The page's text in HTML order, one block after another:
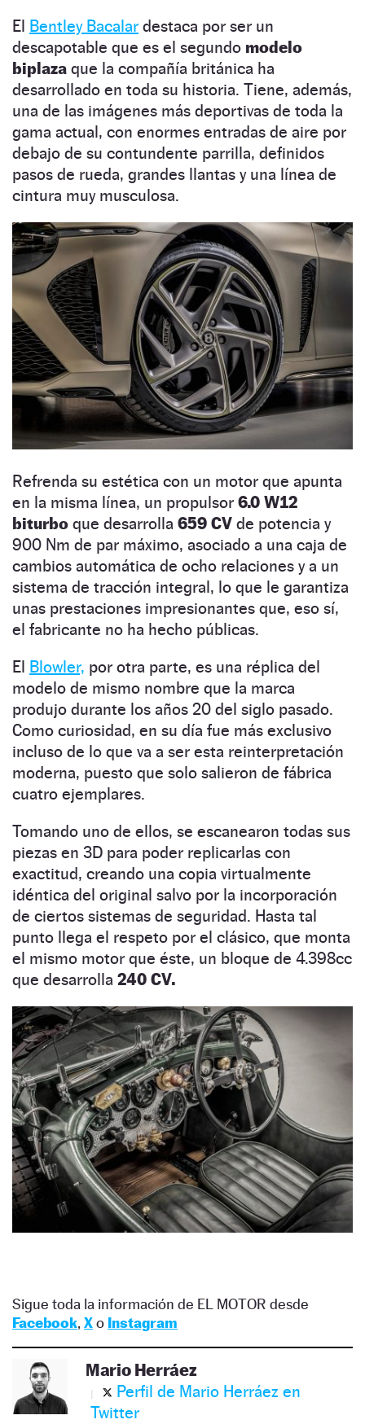
El Bentley Bacalar destaca por ser un
descapotable que es el segundo modelo
biplaza que la compañía británica ha
desarrollado en toda su historia. Tiene, además,
una de las imágenes más deportivas de toda la
gama actual, con enormes entradas de aire por
debajo de su contundente parrilla, definidos
pasos de rueda, grandes llantas y una línea de
cintura muy musculosa.
Refrenda su estética con un motor que apunta
en la misma línea, un propulsor 6.0 W12
biturbo que desarrolla 659 CV de potencia y
900 Nm de par máximo, asociado a una caja de
cambios automática de ocho relaciones y a un
sistema de tracción integral, lo que le garantiza
unas prestaciones impresionantes que, eso sí,
el fabricante no ha hecho públicas.
El Blowler, por otra parte, es una réplica del
modelo de mismo nombre que la marca
produjo durante los años 20 del siglo pasado.
Como curiosidad, en su día fue más exclusivo
incluso de lo que va a ser esta reinterpretación
moderna, puesto que solo salieron de fábrica
cuatro ejemplares.
Tomando uno de ellos, se escanearon todas sus
piezas en 3D para poder replicarlas con
exactitud, creando una copia virtualmente
idéntica del original salvo por la incorporación
de ciertos sistemas de seguridad. Hasta tal
punto llega el respeto por el clásico, que monta
el mismo motor que éste, un bloque de 4.398cc
que desarrolla 240 CV.
Sigue toda la información de EL MOTOR desde
Facebook, Xo Instagram
Mario Herráez
Perfil de Mario Herráez en
Twitter